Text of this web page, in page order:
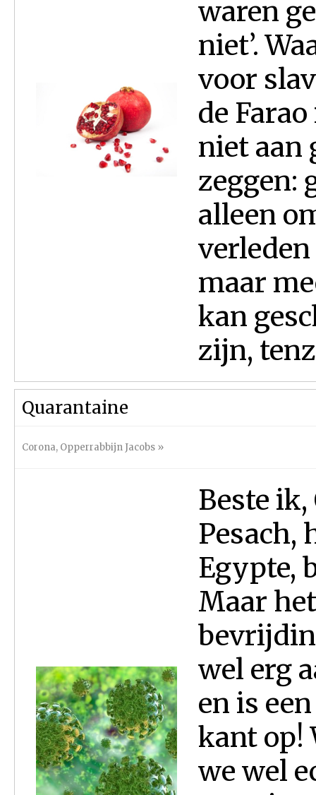
waren
niet’.
voor
de
niet aan
zeggen:
alleen
maar
kan
zijn,
Quarantaine
Corona, Opperrabbijn Jacobs »
Beste
Pesach,
Egypte,
Maar
wel erg
en is
kant op!
we wel